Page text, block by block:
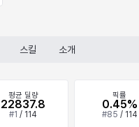
스킬 소개
평균 딜량
22837.8
#1 / 114
픽률
0.45%
#85 / 114